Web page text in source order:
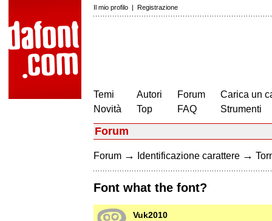
Il mio profilo | Registrazione
Temi
Novità
Autori
Top
Forum
FAQ
Carica un
Strumenti
Forum
Forum → Identificazione carattere →
Font what the font?
Vuk2010